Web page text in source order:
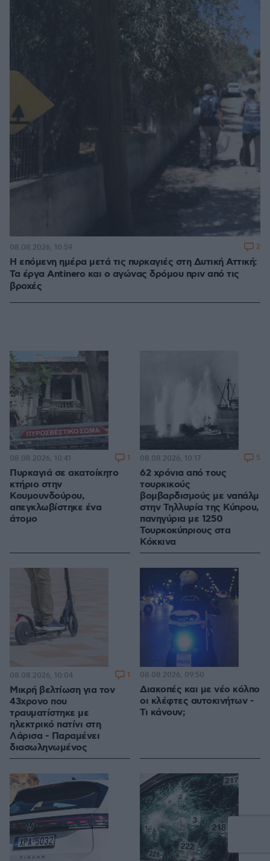
Η επόμενη ημέρα μετά τις πυρκαγιές στη Δυτική Αττική:
Τα έργα Antinero και ο αγώνας δρόμου πριν από τις
βροχές
08.08.2026, 10:59 2
Πυρκαγιά σε ακατοίκητο
κτήριο στην
Κουμουνδούρου,
απεγκλωβίστηκε ένα
άτομο
08.08.2026, 10:41 1
62 χρόνια από τους
τουρκικούς
βομβαρδισμούς με ναπάλμ
στην Τηλλυρία της Κύπρου,
πανηγύρια με 1250
Τουρκοκύπριους στα
Κόκκινα
08.08.2026, 10:17 5
Μικρή βελτίωση για τον
43χρονο που
τραυματίστηκε με
ηλεκτρικό πατίνι στη
Λάρισα - Παραμένει
διασωληνωμένος
08.08.2026, 10:04 1
Διακοπές και με νέο κόλπο
οι κλέφτες αυτοκινήτων -
Τι κάνουν;
08.08.2026, 09:50